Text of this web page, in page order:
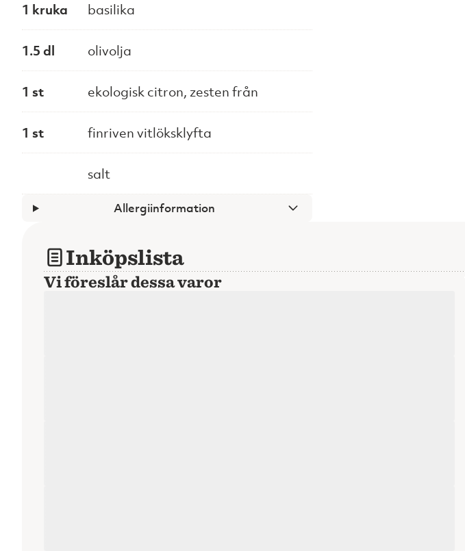
1 kruka basilika
1.5 dl olivolja
1 st ekologisk citron, zesten från
1 st finriven vitlöksklyfta
salt
Allergiinformation
Inköpslista
Vi föreslår dessa varor